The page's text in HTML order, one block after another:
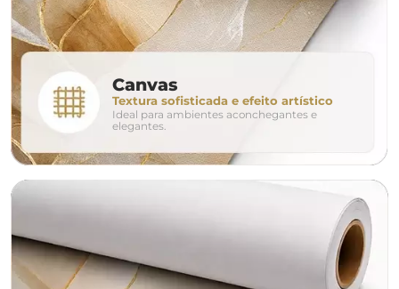
conjunto
avulso duo
o tamanho ideal para o seu ambiente é
Canvas
Textura sofisticada e efeito artístico
Ideal para ambientes aconchegantes e
elegantes.